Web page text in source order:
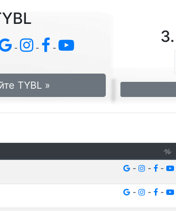
- - -
TYBL »
- - -
- - -